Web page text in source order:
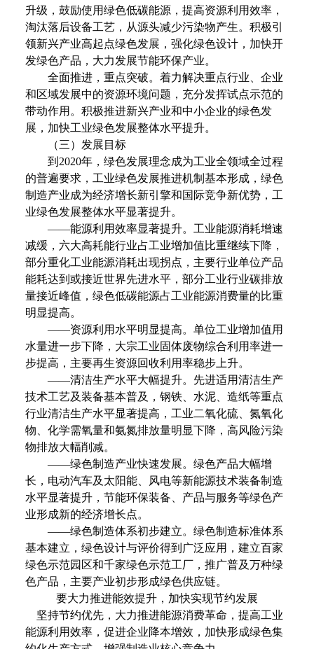
升级，鼓励使用绿色低碳能源，提高资源利用效率，
淘汰落后设备工艺，从源头减少污染物产生。积极引
领新兴产业高起点绿色发展，强化绿色设计，加快开
发绿色产品，大力发展节能环保产业。
全面推进，重点突破。着力解决重点行业、企业
和区域发展中的资源环境问题，充分发挥试点示范的
带动作用。积极推进新兴产业和中小企业的绿色发
展，加快工业绿色发展整体水平提升。
（三）发展目标
到2020年，绿色发展理念成为工业全领域全过程
的普遍要求，工业绿色发展推进机制基本形成，绿色
制造产业成为经济增长新引擎和国际竞争新优势，工
业绿色发展整体水平显著提升。
——能源利用效率显著提升。工业能源消耗增速
减缓，六大高耗能行业占工业增加值比重继续下降，
部分重化工业能源消耗出现拐点，主要行业单位产品
能耗达到或接近世界先进水平，部分工业行业碳排放
量接近峰值，绿色低碳能源占工业能源消费量的比重
明显提高。
——资源利用水平明显提高。单位工业增加值用
水量进一步下降，大宗工业固体废物综合利用率进一
步提高，主要再生资源回收利用率稳步上升。
——清洁生产水平大幅提升。先进适用清洁生产
技术工艺及装备基本普及，钢铁、水泥、造纸等重点
行业清洁生产水平显著提高，工业二氧化硫、氮氧化
物、化学需氧量和氨氮排放量明显下降，高风险污染
物排放大幅削减。
——绿色制造产业快速发展。绿色产品大幅增
长，电动汽车及太阳能、风电等新能源技术装备制造
水平显著提升，节能环保装备、产品与服务等绿色产
业形成新的经济增长点。
——绿色制造体系初步建立。绿色制造标准体系
基本建立，绿色设计与评价得到广泛应用，建立百家
绿色示范园区和千家绿色示范工厂，推广普及万种绿
色产品，主要产业初步形成绿色供应链。
要大力推进能效提升，加快实现节约发展
坚持节约优先，大力推进能源消费革命，提高工业
能源利用效率，促进企业降本增效，加快形成绿色集